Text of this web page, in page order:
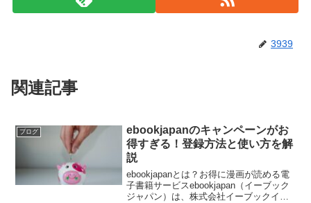
3939
関連記事
ブログ
ebookjapanのキャンペーンがお
得すぎる！登録方法と使い方を解
説
ebookjapanとは？お得に漫画が読める電
子書籍サービスebookjapan（イーブック
ジャパン）は、株式会社イーブックイニ